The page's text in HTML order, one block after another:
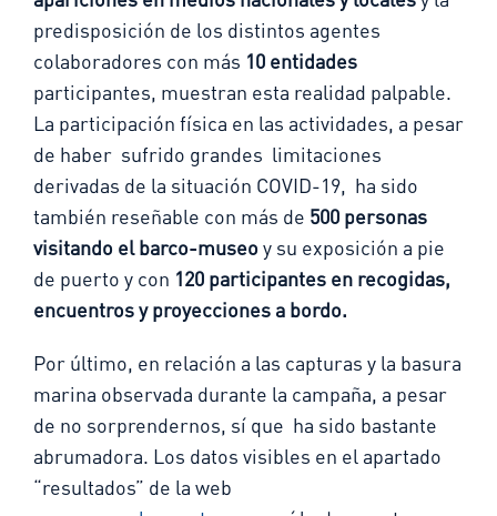
predisposición de los distintos agentes
colaboradores con más 10 entidades
participantes, muestran esta realidad palpable.
La participación física en las actividades, a pesar
de haber sufrido grandes limitaciones
derivadas de la situación COVID-19, ha sido
también reseñable con más de 500 personas
visitando el barco-museo y su exposición a pie
de puerto y con 120 participantes en recogidas,
encuentros y proyecciones a bordo.
Por último, en relación a las capturas y la basura
marina observada durante la campaña, a pesar
de no sorprendernos, sí que ha sido bastante
abrumadora. Los datos visibles en el apartado
“resultados” de la web